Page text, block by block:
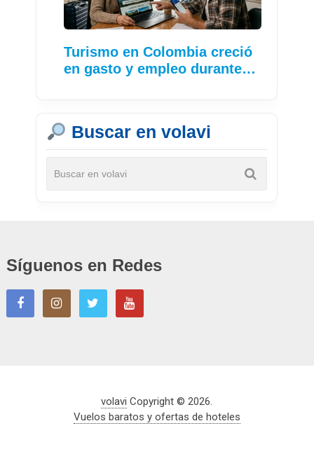
Turismo en Colombia creció
en gasto y empleo durante…
Buscar en volavi
Síguenos en Redes
volavi Copyright © 2026.
Vuelos baratos y ofertas de hoteles